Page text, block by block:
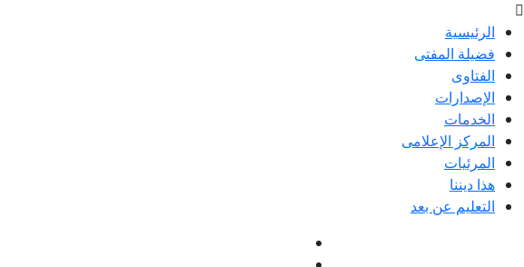
الرئيسية
فضيلة المفتى
الفتاوى
الإصدارات
الخدمات
المركز الإعلامى
المرئيات
هذا ديننا
التعليم عن بعد